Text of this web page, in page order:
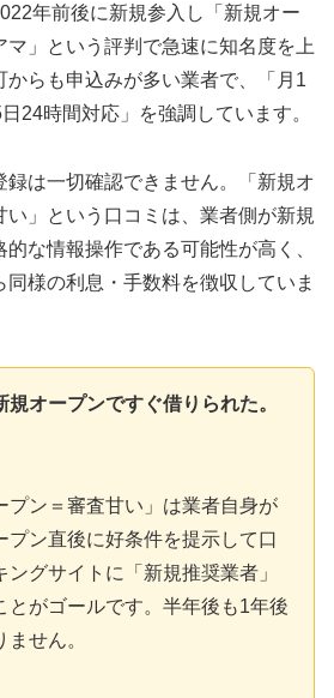
年前後に新規参入し「新規オー
マ」という評判で急速に知名度を上
からも申込みが多い業者で、「月1
24時間対応」を強調しています。
録は一切確認できません。「新規オ
い」という口コミは、業者側が新規
な情報操作である可能性が高く、
様の利息・手数料を徴収していま
規オープンですぐ借りられた。
プン＝審査甘い」は業者自身が
プン直後に好条件を提示して口
グサイトに「新規推奨業者」
とがゴールです。半年後も1年後
せん。